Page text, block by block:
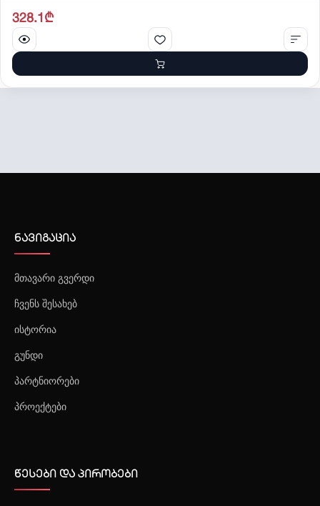
328.1₾
ნავიგაცია
მთავარი გვერდი
ჩვენს შესახებ
ისტორია
გუნდი
პარტნიორები
პროექტები
წესები და პირობები